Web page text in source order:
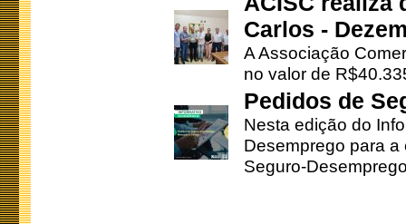
Carlos -
A Associação
no valor de
Pedidos de
Nesta edição do
Desemprego para
Seguro-